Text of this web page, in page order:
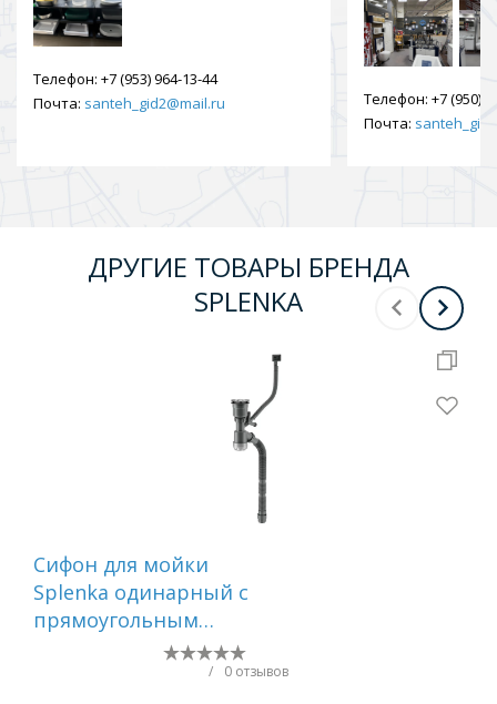
Телефон: +7 (953) 964-13-44
Почта: santeh_gid2@mail.ru Телефон: +7 (950)
Почта:
ДРУГИЕ ТОВАРЫ БРЕНДА
SPLENKA
Сифон для мойки
Splenka одинарный с
прямоугольным
нержавеющая сталь,
/ 0 отзывов